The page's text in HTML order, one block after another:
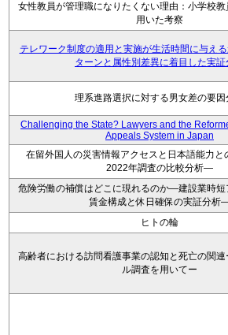
女性教員が管理職になりたくない理由：小学校
用いた考察
テレワーク制度の適用と実施が生活時間に与え
ターンと属性別差異に着目した実証
理系進路選択に対する男女差の要因
Challenging the State? Lawyers and the
Appeals System in Japan
在留外国人の災害情報アクセスと日本語能力
2022年調査の比較分析―
危険労働の補償はどこに現れるのか―建設業時短
賃金構成と休日確保の実証分析
ヒトの輪
高齢者における訪問看護事業の認知と死亡の関
ル調査を用いてー